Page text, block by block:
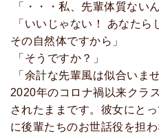
「・・・私、先輩体質ない
「いいじゃない！ あなたら
その自然体ですから」
「そうですか？」
「余計な先輩風は似合いま
2020年のコロナ禍以来クラ
されたままです。彼女にと
に後輩たちのお世話役を担